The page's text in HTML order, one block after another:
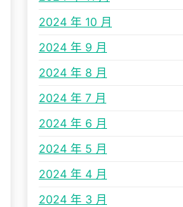
2024 年 10 月
2024 年 9 月
2024 年 8 月
2024 年 7 月
2024 年 6 月
2024 年 5 月
2024 年 4 月
2024 年 3 月